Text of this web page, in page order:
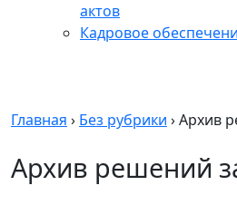
актов
Кадровое
Главная › Без рубрики ›Архив
Архив решений